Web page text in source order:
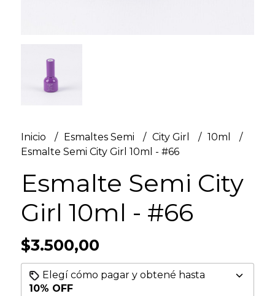
Inicio Esmaltes Semi City Girl
10ml
Esmalte Semi City Girl 10ml - #66
Esmalte Semi City
Girl 10ml - #66
$3.500,00
Elegí cómo pagar y obtené hasta
10% OFF